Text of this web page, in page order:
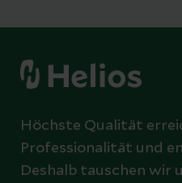
Höchste Qualität
Professionalität und
Deshalb tauschen wir